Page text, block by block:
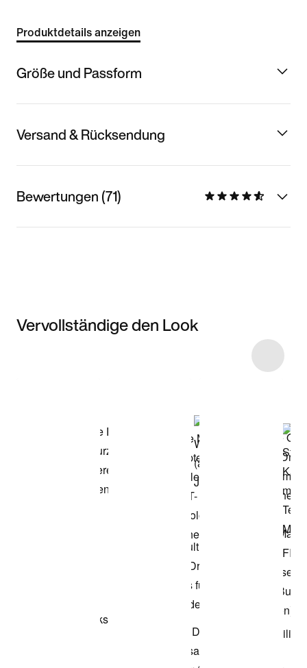
Produktdetails anzeigen
Größe und Passform
Versand & Rücksendung
Bewertungen (71)
Vervollständige den Look